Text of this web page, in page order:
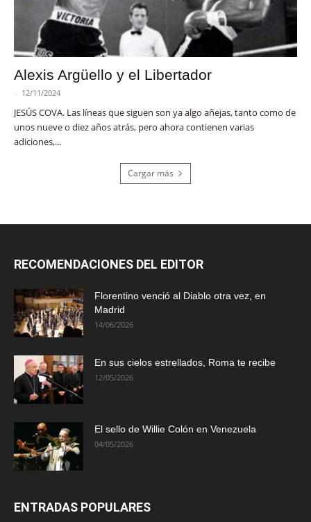
Alexis Argüello y el Libertador
- 12/11/2024
JESÚS COVA. Las líneas que siguen son ya algo añejas, tanto como de
unos nueve o diez años atrás, pero ahora contienen varias
adiciones,...
Cargar más
RECOMENDACIONES DEL EDITOR
Florentino venció al Diablo otra vez, en
Madrid
14/06/2026
En sus cielos estrellados, Roma te recibe
12/05/2026
El sello de Willie Colón en Venezuela
04/05/2026
ENTRADAS POPULARES